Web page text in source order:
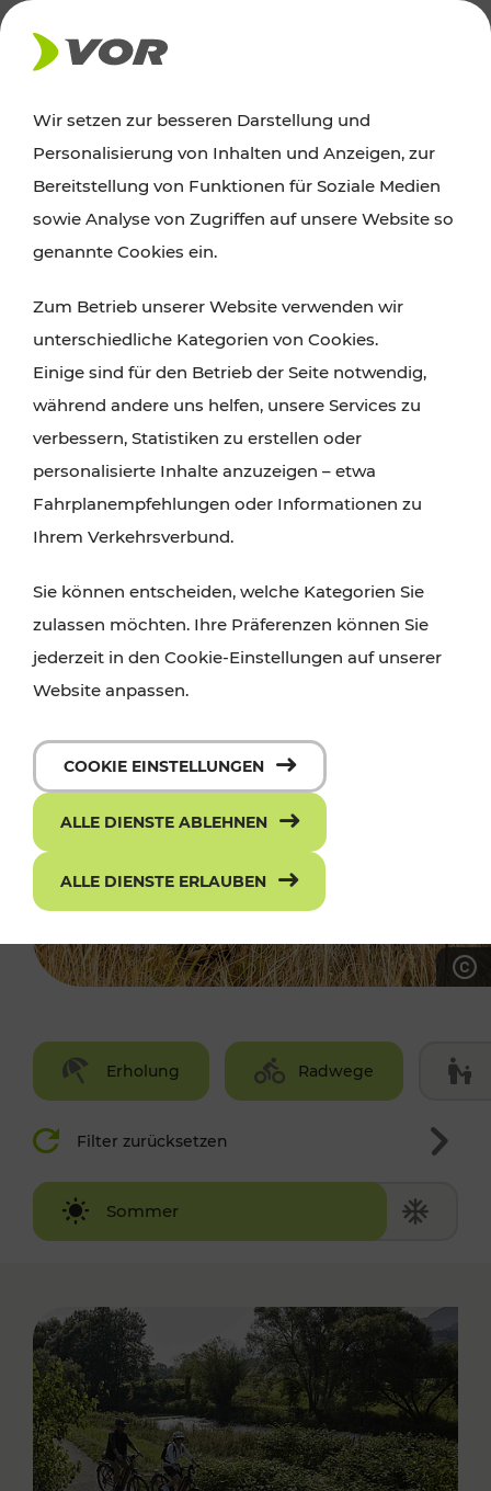
AKTUELLES
Ausflugstipps
Wien, Niederösterreich und das Burgenland
Wanderungen, Kultur und Gastronomie,
Radtouren oder purer Naturgenuss – viele
Attraktionen sind mit den Ticket- und Fahrplan-
Angeboten des VOR gut und schnell erreichbar.
Erholung Radwege
Filter zurücksetzen
Sommer
Winter
Wir setzen zur besseren Darstellung und
Personalisierung von Inhalten und Anzeigen, zur
Bereitstellung von Funktionen für Soziale Medien
sowie Analyse von Zugriffen auf unsere Website so
genannte Cookies ein.
Zum Betrieb unserer Website verwenden wir
unterschiedliche Kategorien von Cookies.
Einige sind für den Betrieb der Seite notwendig,
während andere uns helfen, unsere Services zu
verbessern, Statistiken zu erstellen oder
personalisierte Inhalte anzuzeigen – etwa
Fahrplanempfehlungen oder Informationen zu
Ihrem Verkehrsverbund.
Sie können entscheiden, welche Kategorien Sie
zulassen möchten. Ihre Präferenzen können Sie
jederzeit in den Cookie-Einstellungen auf unserer
Website anpassen.
COOKIE EINSTELLUNGEN
ALLE DIENSTE ABLEHNEN
ALLE DIENSTE ERLAUBEN